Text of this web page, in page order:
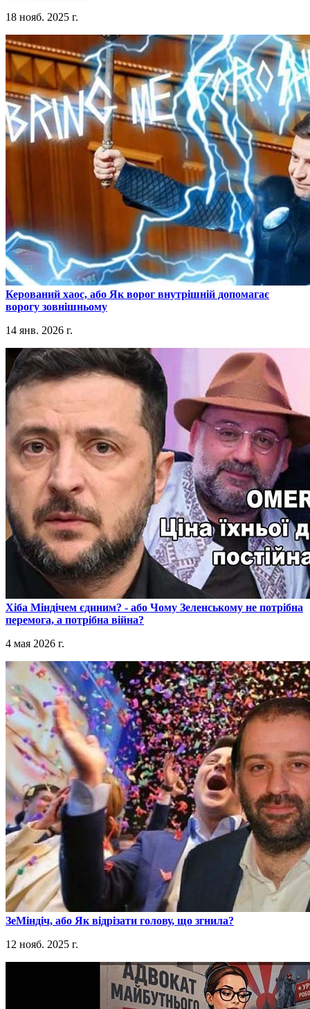
18 нояб. 2025 г.
​Керований хаос, або Як ворог внутрішній допомагає
ворогу зовнішньому
14 янв. 2026 г.
​Хіба Міндічем єдиним? - або Чому Зеленському не потрібна
перемога, а потрібна війна?
4 мая 2026 г.
​ЗеМіндіч, або Як відрізати голову, що згнила?
12 нояб. 2025 г.